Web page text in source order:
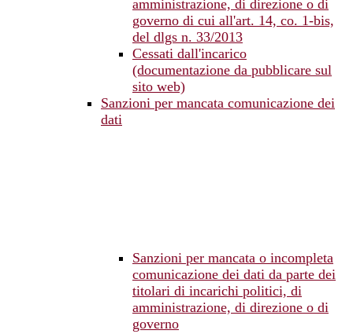
amministrazione, di direzione o di
governo di cui all'art. 14, co. 1-bis,
del dlgs n. 33/2013
Cessati dall'incarico
(documentazione da pubblicare sul
sito web)
Sanzioni per mancata comunicazione dei
dati
Sanzioni per mancata o incompleta
comunicazione dei dati da parte dei
titolari di incarichi politici, di
amministrazione, di direzione o di
governo